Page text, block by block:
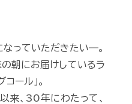
っていただきたい―。
朝にお届けしているラ
ール」。
、30年にわたって、